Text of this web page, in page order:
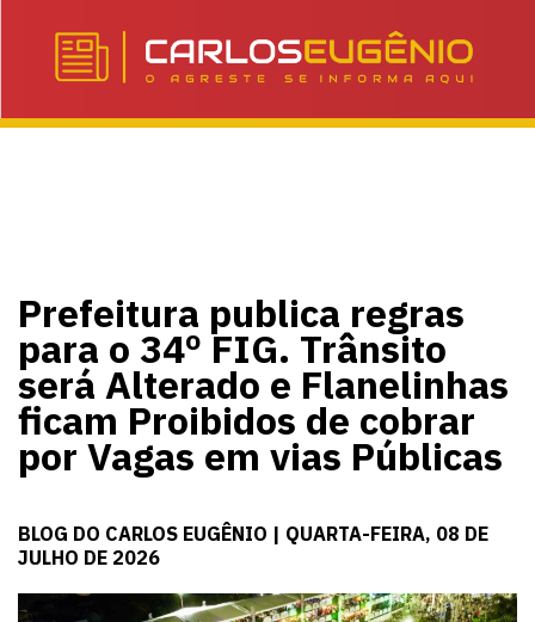
Prefeitura publica regras
para o 34º FIG. Trânsito
será Alterado e Flanelinhas
ficam Proibidos de cobrar
por Vagas em vias Públicas
BLOG DO CARLOS EUGÊNIO | QUARTA-FEIRA, 08 DE
JULHO DE 2026